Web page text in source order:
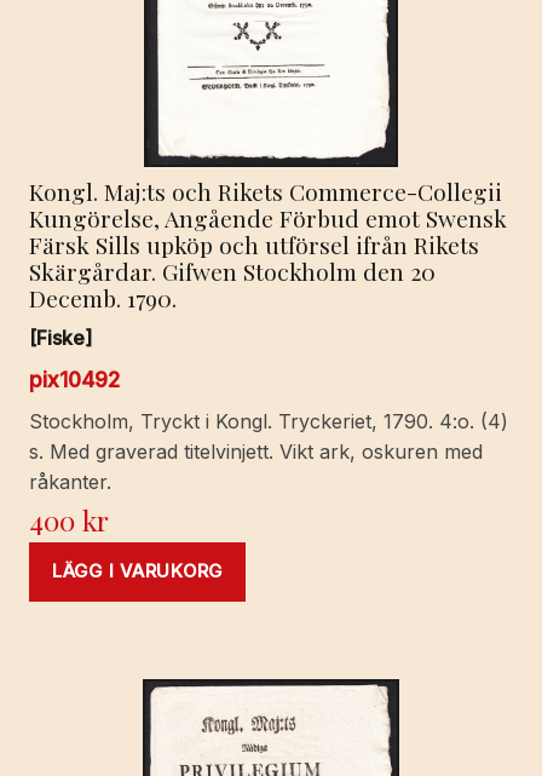
Kongl. Maj:ts och Rikets Commerce-Collegii
Kungörelse, Angående Förbud emot Swensk
Färsk Sills upköp och utförsel ifrån Rikets
Skärgårdar. Gifwen Stockholm den 20
Decemb. 1790.
[Fiske]
pix10492
Stockholm, Tryckt i Kongl. Tryckeriet, 1790. 4:o. (4)
s. Med graverad titelvinjett. Vikt ark, oskuren med
råkanter.
400kr
LÄGG I VARUKORG